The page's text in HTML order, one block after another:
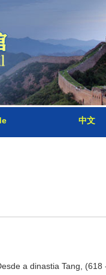
中文
a dinastia Tang, (618